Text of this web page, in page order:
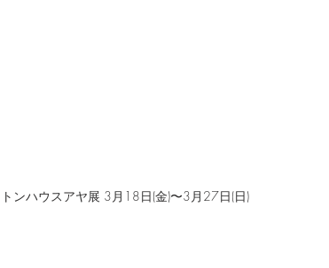
ンハウスアヤ展 3月18日(金)〜3月27日(日)